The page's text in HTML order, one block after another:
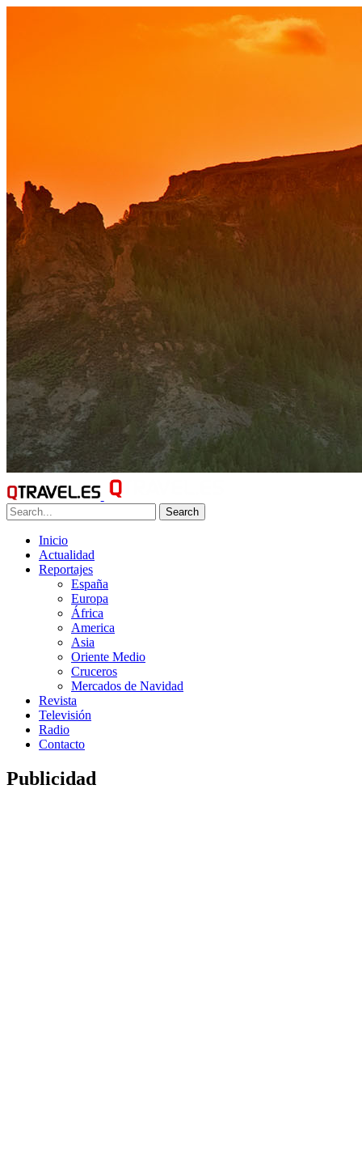
Search
Inicio
Actualidad
Reportajes
España
Europa
África
America
Asia
Oriente Medio
Cruceros
Mercados de Navidad
Revista
Televisión
Radio
Contacto
Publicidad